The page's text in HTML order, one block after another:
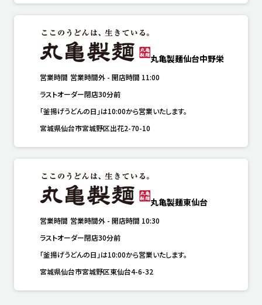
丸亀製麺仙台中野栄
営業時間 営業時間外 - 開店時間 11:00
ラストオーダー閉店30分前
「釜揚げうどんの日」は10:00から営業いたします。
宮城県仙台市宮城野区出花2-70-10
丸亀製麺東仙台
営業時間 営業時間外 - 開店時間 10:30
ラストオーダー閉店30分前
「釜揚げうどんの日」は10:00から営業いたします。
宮城県仙台市宮城野区東仙台4-6-32